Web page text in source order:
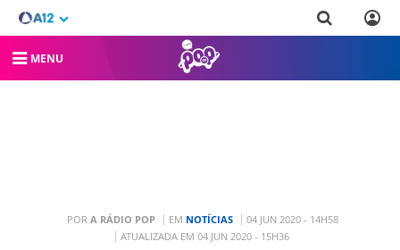
MENU
POR A RÁDIO POP EM NOTÍCIAS
04 JUN 2020 - 14H58
ATUALIZADA EM 04 JUN 2020 - 15H36